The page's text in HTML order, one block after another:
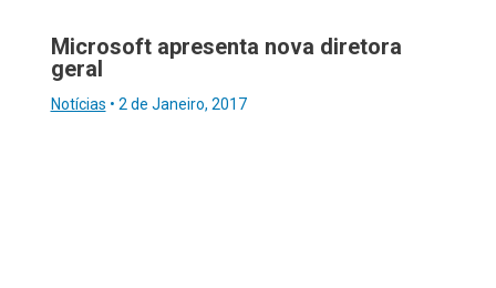
Microsoft apresenta nova diretora
geral
Notícias • 2 de Janeiro, 2017